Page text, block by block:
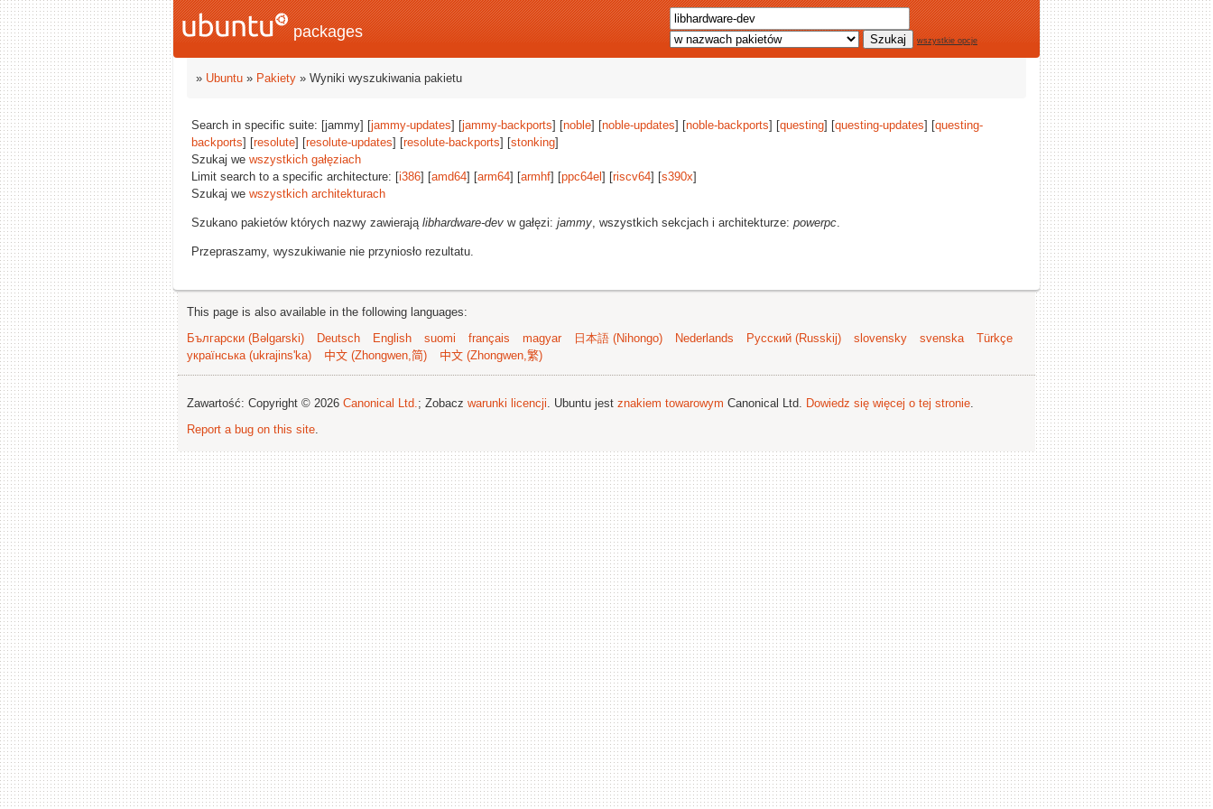
packages wszystkie opcje
» Ubuntu » Pakiety » Wyniki wyszukiwania pakietu
Search in specific suite: [jammy] [jammy-updates] [jammy-backports] [noble] [noble-updates] [noble-backports] [questing] [questing-updates] [questing-
backports] [resolute] [resolute-updates] [resolute-backports] [stonking]
Szukaj we wszystkich gałęziach
Limit search to a specific architecture: [i386] [amd64] [arm64] [armhf] [ppc64el ] [riscv64] [s390x]
Szukaj we wszystkich architekturach
Szukano pakietów których nazwy zawierają libhardware-dev w gałęzi: jammy, wszystkich sekcjach i architekturze: powerpc.
Przepraszamy, wyszukiwanie nie przyniosło rezultatu.
This page is also available in the following languages:
Български (Bəlgarski)
Deutsch English suomi français magyar 日本語 (Nihongo) Nederlands Русский (Russkij) slovensky svenska
Türkçe
українська (ukrajins'ka)
中文 (Zhongwen,简) 中文 (Zhongwen,繁)
Zawartość: Copyright © 2026 Canonical Ltd.; Zobacz warunki licencji. Ubuntu jest znakiem towarowym Canonical Ltd. Dowiedz się więcej o tej stronie.
Report a bug on this site.